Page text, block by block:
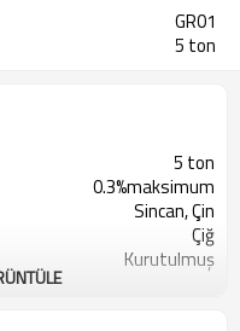
GR01
5 ton
5 ton
0.3%maksimum
Sincan, Çin
Çiğ
Kurutulmuş
Tarım Ürünleri Ltd. Şti.